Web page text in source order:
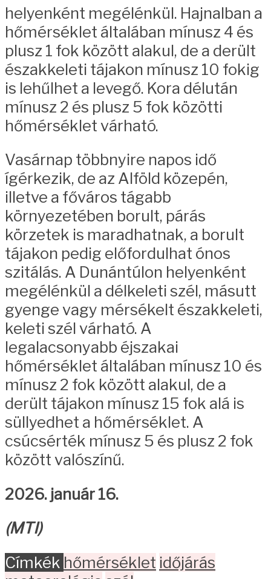
helyenként megélénkül. Hajnalban a
hőmérséklet általában mínusz 4 és
plusz 1 fok között alakul, de a derült
északkeleti tájakon mínusz 10 fokig
is lehűlhet a levegő. Kora délután
mínusz 2 és plusz 5 fok közötti
hőmérséklet várható.
Vasárnap többnyire napos idő
ígérkezik, de az Alföld közepén,
illetve a főváros tágabb
környezetében borult, párás
körzetek is maradhatnak, a borult
tájakon pedig előfordulhat ónos
szitálás. A Dunántúlon helyenként
megélénkül a délkeleti szél, másutt
gyenge vagy mérsékelt északkeleti,
keleti szél várható. A
legalacsonyabb éjszakai
hőmérséklet általában mínusz 10 és
mínusz 2 fok között alakul, de a
derült tájakon mínusz 15 fok alá is
süllyedhet a hőmérséklet. A
csúcsérték mínusz 5 és plusz 2 fok
között valószínű.
2026. január 16.
(MTI)
Címkék hőmérséklet időjárás